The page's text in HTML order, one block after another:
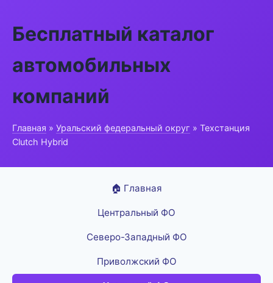
Бесплатный каталог
автомобильных
компаний
Главная » Уральский федеральный округ » Техстанция
Clutch Hybrid
🏠 Главная
Центральный ФО
Северо-Западный ФО
Приволжский ФО